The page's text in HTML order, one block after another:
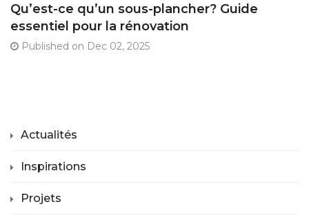
Qu’est-ce qu’un sous-plancher? Guide
essentiel pour la rénovation
Published on Dec 02, 2025
Actualités
Inspirations
Projets